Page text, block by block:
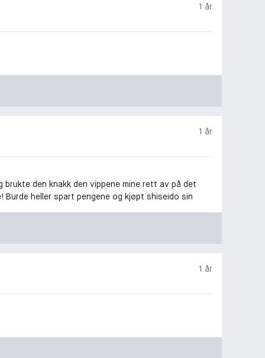
1 år
1 år
den knakk den vippene mine rett av på det
Burde heller spart pengene og kjøpt shiseido sin
1 år